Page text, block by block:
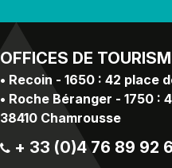
OFFICES DE
• Recoin - 1650 : 42 place
• Roche Béranger - 1750 :
38410 Chamrousse
+ 33 (0)4 76 89 92